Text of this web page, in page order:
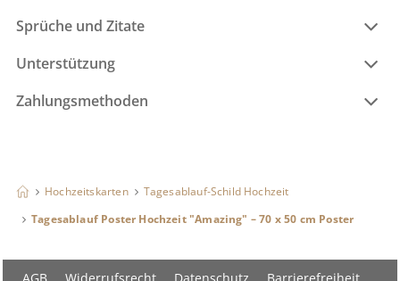
Sprüche und Zitate
Unterstützung
Zahlungsmethoden
Hochzeitskarten
Tagesablauf-Schild Hochzeit
Tagesablauf Poster Hochzeit "Amazing" – 70 x 50 cm Poster
AGB Widerrufsrecht Datenschutz Barrierefreiheit